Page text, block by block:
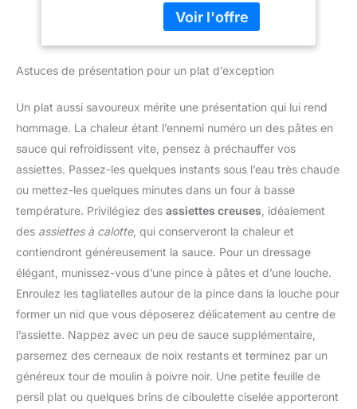
photochimie. Étui de
protection inclus.
confortable. Facile à
Lave-vaisselle. Les
aliments sont découpés
avec précision, sans être
déchirés ni déchiquetés.
Râpez sans effort pour
un meilleur résultat.
L'arôme naturel est libéré
Astuces de présentation pour un plat d’exception
Un plat aussi savoureux mérite une présentation qui lui rend
hommage. La chaleur étant l’ennemi numéro un des pâtes en
sauce qui refroidissent vite, pensez à préchauffer vos
assiettes. Passez-les quelques instants sous l’eau très chaude
ou mettez-les quelques minutes dans un four à basse
température. Privilégiez des assiettes creuses , idéalement
des assiettes à calotte, qui conserveront la chaleur et
contiendront généreusement la sauce. Pour un dressage
élégant, munissez-vous d’une pince à pâtes et d’une louche.
Enroulez les tagliatelles autour de la pince dans la louche pour
former un nid que vous déposerez délicatement au centre de
l’assiette. Nappez avec un peu de sauce supplémentaire,
parsemez des cerneaux de noix restants et terminez par un
généreux tour de moulin à poivre noir. Une petite feuille de
persil plat ou quelques brins de ciboulette ciselée apporteront